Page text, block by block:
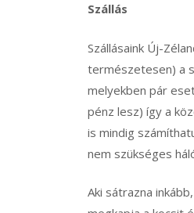
Szállás
Szállásaink Új-
természetesen) a
melyekben pár
pénz lesz) így a
is mindig
nem szükséges
Aki sátrazna